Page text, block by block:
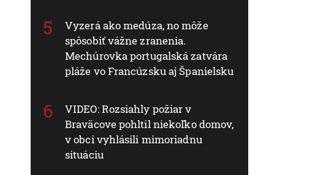
Vyzerá ako medúza, no môže
spôsobiť vážne zranenia.
Mechúrovka portugalská zatvára
pláže vo Francúzsku aj Španielsku
VIDEO: Rozsiahly požiar v
Braväcove pohltil niekoľko domov,
v obci vyhlásili mimoriadnu
situáciu